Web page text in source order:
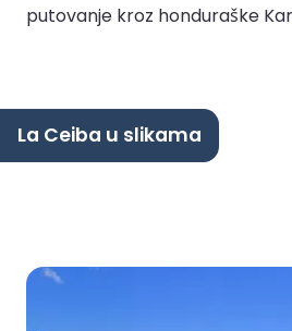
putovanje kroz honduraške
La Ceiba u slikama